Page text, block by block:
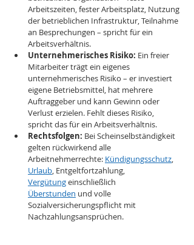
Arbeitszeiten, fester Arbeitsplatz, Nutzung
der betrieblichen Infrastruktur, Teilnahme
an Besprechungen – spricht für ein
Arbeitsverhältnis.
Unternehmerisches Risiko: Ein freier
Mitarbeiter trägt ein eigenes
unternehmerisches Risiko – er investiert
eigene Betriebsmittel, hat mehrere
Auftraggeber und kann Gewinn oder
Verlust erzielen. Fehlt dieses Risiko,
spricht das für ein Arbeitsverhältnis.
Rechtsfolgen: Bei Scheinselbständigkeit
gelten rückwirkend alle
Arbeitnehmerrechte: Kündigungsschutz,
Urlaub, Entgeltfortzahlung,
Vergütung einschließlich
Überstunden und volle
Sozialversicherungspflicht mit
Nachzahlungsansprüchen.